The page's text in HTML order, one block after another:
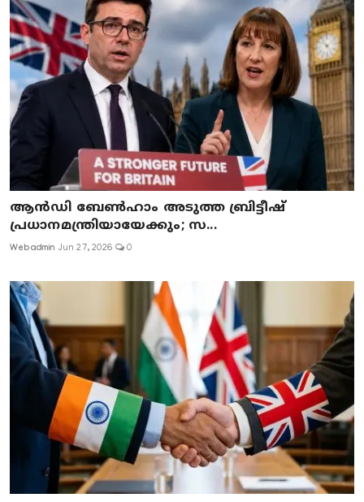
ആൻഡി ബേൺഹാം അടുത്ത ബ്രിട്ടീഷ്
പ്രധാനമന്ത്രിയായേക്കും; സ...
Webadmin Jun 27, 2026 0